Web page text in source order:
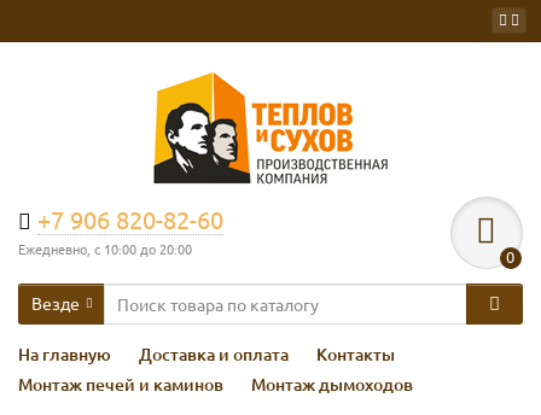
+7 906 820-82-60
Ежедневно, с 10:00 до 20:00 0
Везде
На главную Доставка и оплата
Контакты
Монтаж печей и каминов
Монтаж дымоходов